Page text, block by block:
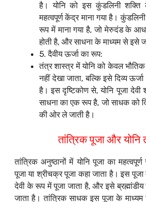
है। योनि को इस कुंडलिनी
महत्वपूर्ण केंद्र माना गया है।
रूप में माना गया है, जो मेरुदंड के
होती है, और साधना के माध्यम से इसे
5. दैवीय ऊर्जा का रूप:
तंत्र शास्त्र में योनि को केवल भौतिक
नहीं देखा जाता, बल्कि इसे दिव्य
है। इस दृष्टिकोण से, योनि पूजा
साधना का एक रूप है, जो साधक को
की ओर ले जाती है।
तांत्रिक पूजा और योनि
तांत्रिक अनुष्ठानों में योनि पूजा का
पूजा या श्रीचक्र पूजा कहा जाता है। इस पूजा
देवी के रूप में पूजा जाता है, और इसे ब्रह्मांडीय
जाता है। तांत्रिक साधक इस पूजा के माध्यम